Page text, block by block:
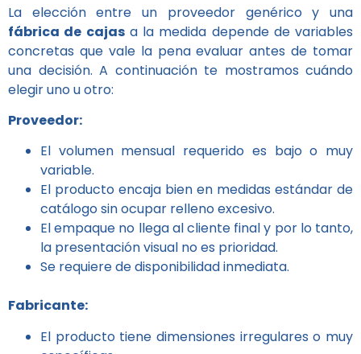
La elección entre un proveedor genérico y una
fábrica de cajasa la medida depende de variables
concretas que vale la pena evaluar antes de tomar
una decisión. A continuación te mostramos cuándo
elegir uno u otro:
Proveedor:
El volumen mensual requerido es bajo o muy
variable.
El producto encaja bien en medidas estándar de
catálogo sin ocupar relleno excesivo.
El empaque no llega al cliente final y por lo tanto,
la presentación visual no es prioridad.
Se requiere de disponibilidad inmediata.
Fabricante:
El producto tiene dimensiones irregulares o muy